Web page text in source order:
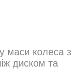
маси колеса з
диском та